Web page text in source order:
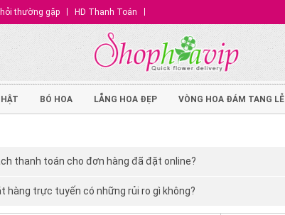
thường gặp HD Thanh Toán
BÓ HOA LẴNG HOA ĐẸP VÒNG HOA ĐÁM TANG LỄ
thanh toán cho đơn hàng đã đặt online?
hàng trực tuyến có những rủi ro gì không?